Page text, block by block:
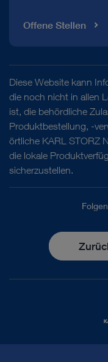
Offene Stellen
Diese Website kann
die noch nicht in allen
ist, die behördliche
Produktbestellung, -
örtliche KARL STORZ
die lokale
sicherzustellen.